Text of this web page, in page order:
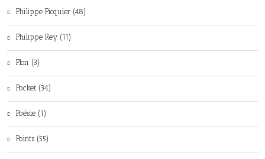
Philippe Picquier (48)
Philippe Rey (11)
Plon (3)
Pocket (34)
Poésie (1)
Points (55)